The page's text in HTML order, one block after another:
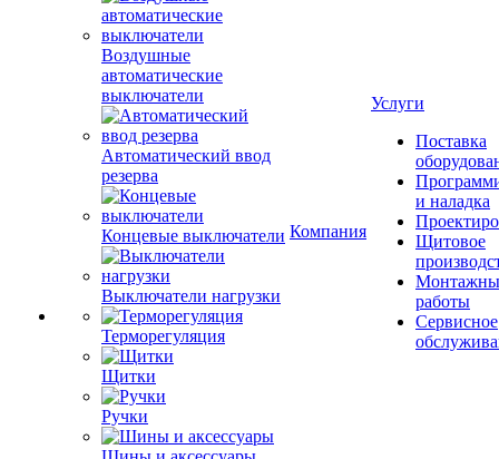
Воздушные
автоматические
выключатели
Автоматический ввод
резерва
Концевые выключатели
Выключатели нагрузки
Терморегуляция
Щитки
Ручки
Компания
Услуги
Поставка
и наладка
Щитовое
работы
Сервисное